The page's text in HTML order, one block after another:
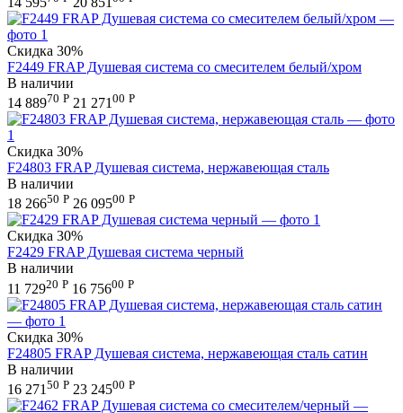
Скидка 30%
F2449 FRAP Душевая система со смесителем белый/хром
В наличии
14 88970 Р 21 271 00 Р
Скидка 30%
F24803 FRAP Душевая система, нержавеющая сталь
В наличии
18 26650 Р 26 09500 Р
Скидка 30%
F2429 FRAP Душевая система черный
В наличии
11 72920 Р 16 75600 Р
Скидка 30%
F24805 FRAP Душевая система, нержавеющая сталь сатин
В наличии
16 271 50 Р 23 24500 Р